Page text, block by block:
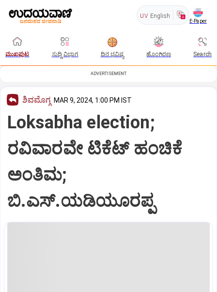
UV English
E-Paper
ಮುಖಪುಟ ಸುದ್ದಿ ವಿಭಾಗ ದಿನ ಭವಿಷ್ಯ ಹೊಂಗಿರಣ Search
ADVERTISEMENT
ಶಿವಮೊಗ್ಗ MAR 9, 2024, 1:00 PM IST
Loksabha election;
ರವಿವಾರವೇ ಟಿಕೆಟ್ ಹಂಚಿಕೆ
ಅಂತಿಮ;
ಬಿ.ಎಸ್.ಯಡಿಯೂರಪ್ಪ